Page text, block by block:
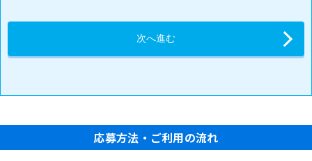
応募方法・ご利用の流れ